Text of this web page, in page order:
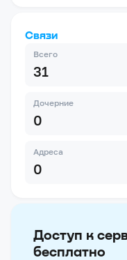
Связи
Всего
31
Дочерние
0
Адреса
0
Доступ к
бесплатно